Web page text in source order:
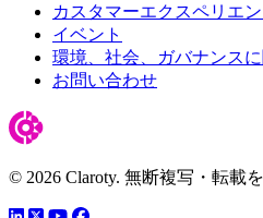
カスタマーエクスペリエ
イベント
環境、社会、ガバナンス
お問い合わせ
© 2026 Claroty. 無断複写・転載